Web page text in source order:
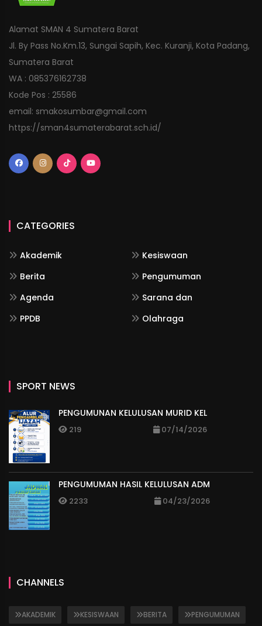
Alamat SMAN 4 Sumatera Barat
Jl. By Pass No.Km.13, Sungai Sapih, Kec. Kuranji, Kota Padang,
Sumatera Barat
WA : 085376162738
Kode Pos : 25586
email: smakosumbar@gmail.com
https://sman4sumaterabarat.sch.id/
CATEGORIES
Akademik
Kesiswaan
Berita
Pengumuman
Agenda
Sarana dan
PPDB
Olahraga
SPORT NEWS
PENGUMUNAN KELULUSAN MURID KEL
219 07/14/2026
PENGUMUMAN HASIL KELULUSAN ADM
2233 04/23/2026
CHANNELS
AKADEMIK KESISWAAN BERITA PENGUMUMAN